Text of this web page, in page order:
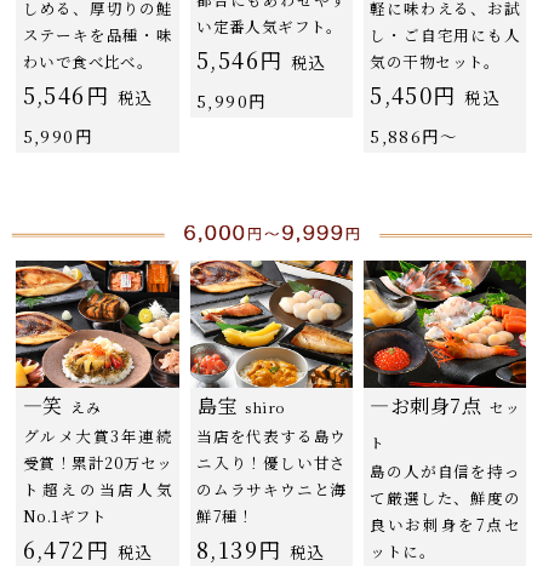
しめる、厚切りの鮭
ステーキを品種・味
わいで食べ比べ。
5,546円 税込
5,990円
い定番人気ギフト。
5,546円 税込
5,990円
軽に味わえる、お試
し・ご自宅用にも人
気の干物セット。
5,450円 税込
5,886円〜
―笑 えみ
グルメ大賞3年連続
受賞！累計20万セッ
ト超えの当店人気
No.1ギフト
6,472円 税込
――島宝 shiro
当店を代表する島ウ
ニ入り！優しい甘さ
のムラサキウニと海
鮮7種！
8,139円 税込
―お刺身7点 セッ
ト
島の人が自信を持っ
て厳選した、鮮度の
良いお刺身を7点セ
ットに。